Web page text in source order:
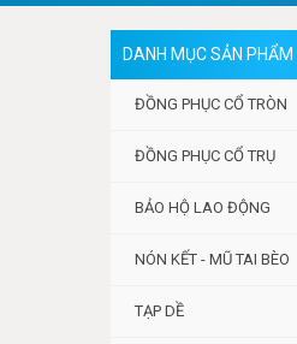
DANH MỤC SẢN PHẨM
ĐỒNG PHỤC CỔ TRÒN
ĐỒNG PHỤC CỔ TRỤ
BẢO HỘ LAO ĐỘNG
NÓN KẾT - MŨ TAI BÈO
TẠP DỀ